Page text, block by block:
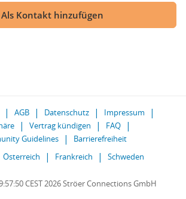
Als Kontakt hinzufügen
AGB Datenschutz
Impressum
Vertrag kündigen
FAQ
Guidelines
Barrierefreiheit
Österreich Frankreich Schweden
CEST 2026 Ströer Connections GmbH